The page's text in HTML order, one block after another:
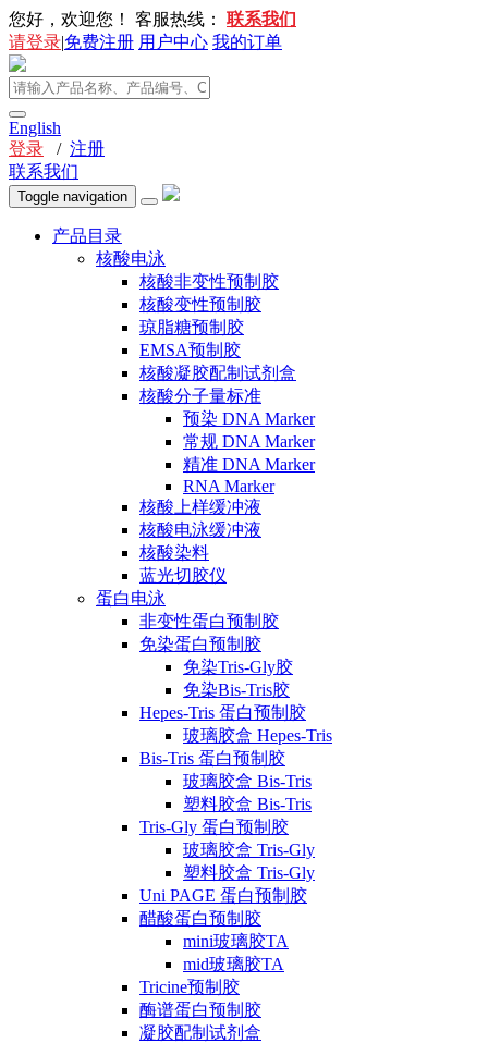
您好，欢迎您！ 客服热线： 联系我们
请登录|免费注册 用户中心 我的订单
English
登录 / 注册
联系我们
Toggle navigation
产品目录
核酸电泳
核酸非变性预制胶
核酸变性预制胶
琼脂糖预制胶
EMSA预制胶
核酸凝胶配制试剂盒
核酸分子量标准
预染 DNA Marker
常规 DNA Marker
精准 DNA Marker
RNA Marker
核酸上样缓冲液
核酸电泳缓冲液
核酸染料
蓝光切胶仪
蛋白电泳
非变性蛋白预制胶
免染蛋白预制胶
免染Tris-Gly胶
免染Bis-Tris胶
Hepes-Tris 蛋白预制胶
玻璃胶盒 Hepes-Tris
Bis-Tris 蛋白预制胶
玻璃胶盒 Bis-Tris
塑料胶盒 Bis-Tris
Tris-Gly 蛋白预制胶
玻璃胶盒 Tris-Gly
塑料胶盒 Tris-Gly
Uni PAGE 蛋白预制胶
醋酸蛋白预制胶
mini玻璃胶TA
mid玻璃胶TA
Tricine预制胶
酶谱蛋白预制胶
凝胶配制试剂盒